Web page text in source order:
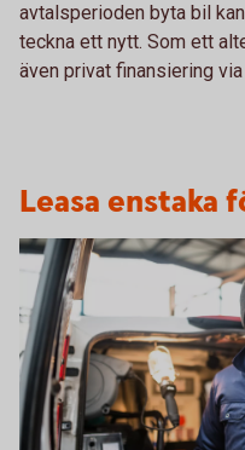
avtalsperioden byta bil
teckna ett nytt. Som ett
även privat finansiering
Leasa enstaka